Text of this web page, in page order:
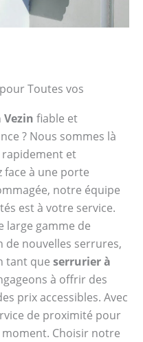
Toutes vos
fiable et
? Nous sommes là
et
face à une porte
notre équipe
est à votre service.
large gamme de
de nouvelles serrures,
tant que serrurier à
à offrir des
prix accessibles. Avec
de proximité pour
Choisir notre